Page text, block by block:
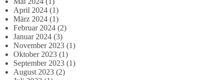
April 2024 (1)
März 2024 (1)
Februar 2024 (2)
Januar 2024 (3)
November 2023 (1)
Oktober 2023 (1)
September 2023 (1)
August 2023 (2)